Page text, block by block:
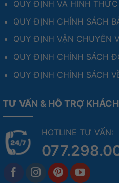
QUY ĐỊNH VÀ HÌNH
QUY ĐỊNH CHÍNH SÁCH
QUY ĐỊNH VẬN CHUYỄN
QUY ĐỊNH CHÍNH SÁCH
QUY ĐỊNH CHÍNH SÁCH
TƯ VẤN & HỖ TRỢ
HOTLINE TƯ VẤN: